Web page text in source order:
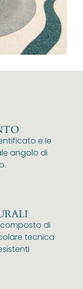
e le
angolo di
di
tecnica